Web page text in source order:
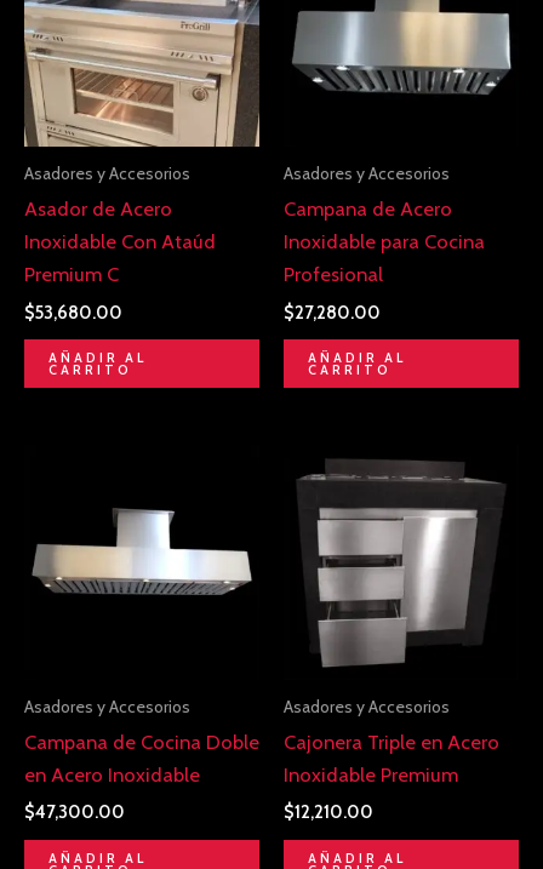
Asadores y Accesorios
Asador de Acero
Inoxidable Con Ataúd
Premium C
$53,680.00
AÑADIR AL
CARRITO
Asadores y Accesorios
Campana de Acero
Inoxidable para Cocina
Profesional
$27,280.00
AÑADIR AL
CARRITO
Asadores y Accesorios
Campana de Cocina Doble
en Acero Inoxidable
$47,300.00
AÑADIR AL
Asadores y Accesorios
Cajonera Triple en Acero
Inoxidable Premium
$12,210.00
AÑADIR AL